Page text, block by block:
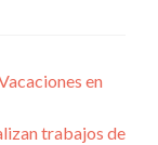
en
trabajos de